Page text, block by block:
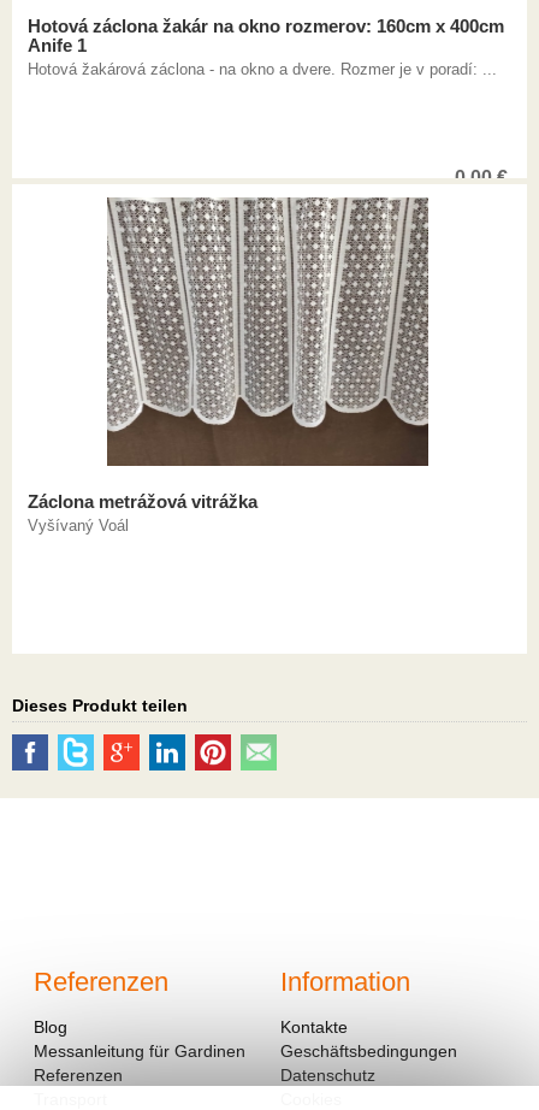
Hotová záclona žakár na okno rozmerov: 160cm x 400cm
Anife 1
Hotová žakárová záclona - na okno a dvere. Rozmer je v poradí: ...
0,00€
Záclona metrážová vitrážka
Vyšívaný Voál
Dieses Produkt teilen
Referenzen
Blog
Messanleitung für Gardinen
Referenzen
Information
Kontakte
Geschäftsbedingungen
Datenschutz